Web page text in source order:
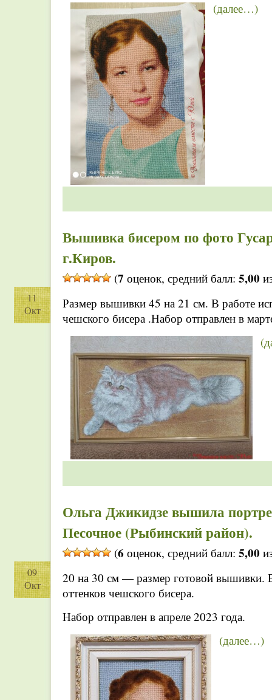
(далее…)
Вышивка бисером по фото
г.Киров.
(7 оценок, средний балл: 5,00
11
Окт
Размер вышивки 45 на 21 см. В работе
чешского бисера .Набор отправлен в
Ольга Джикидзе вышила
Песочное (Рыбинский район).
(6 оценок, средний балл: 5,00
09
Окт
20 на 30 см — размер готовой вышивки.
оттенков чешского бисера.
Набор отправлен в апреле 2023 года.
(далее…)